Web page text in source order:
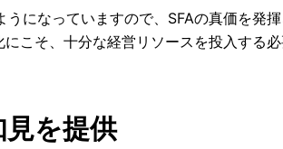
になっていますので、SFAの真価を発
こそ、十分な経営リソースを投入する必
を提供